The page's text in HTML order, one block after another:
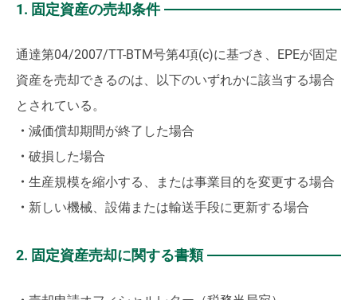
1. 固定資産の売却条件
通達第04/2007/TT-BTM号第4項(c)に基づき、EPEが固定
資産を売却できるのは、以下のいずれかに該当する場合
とされている。
・ 減価償却期間が終了した場合
・ 破損した場合
・ 生産規模を縮小する、または事業目的を変更する場合
・ 新しい機械、設備または輸送手段に更新する場合
2. 固定資産売却に関する書類